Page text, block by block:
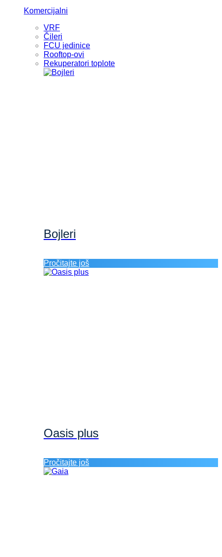
Komercijalni
VRF
Čileri
FCU jedinice
Rooftop-ovi
Rekuperatori toplote
Bojleri
Pročitajte još
Oasis plus
Pročitajte još